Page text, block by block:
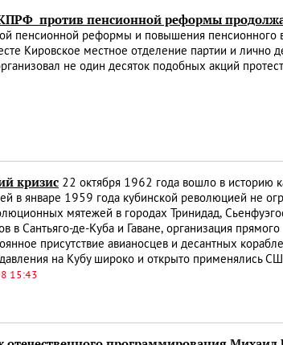
против пенсионной реформы
пенсионной реформы и повышения пенсионного
Кировское местное отделение партии и лично
не один десяток подобных акций
кризис 22 октября 1962 года вошло в историю
в январе 1959 года кубинской революцией не
мятежей в городах Тринидад,
в Сантьяго-де-Куба и Гаване, организация
присутствие авианосцев и десантных
на Кубу широко и открыто применялись
15:43